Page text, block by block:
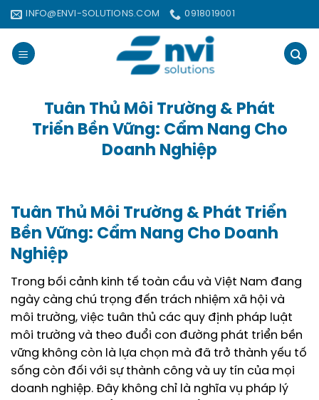
Bỏ
qua
nội
dung
INFO@ENVI-SOLUTIONS.COM 0918019001
Tuân Thủ Môi Trường & Phát
Triển Bền Vững: Cẩm Nang Cho
Doanh Nghiệp
Tuân Thủ Môi Trường & Phát Triển
Bền Vững: Cẩm Nang Cho Doanh
Nghiệp
Trong bối cảnh kinh tế toàn cầu và Việt Nam đang
ngày càng chú trọng đến trách nhiệm xã hội và
môi trường, việc tuân thủ các quy định pháp luật
môi trường và theo đuổi con đường phát triển bền
vững không còn là lựa chọn mà đã trở thành yếu tố
sống còn đối với sự thành công và uy tín của mọi
doanh nghiệp. Đây không chỉ là nghĩa vụ pháp lý